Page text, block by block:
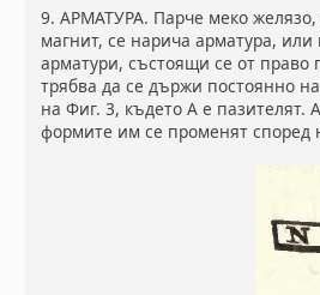
9. АРМАТУРА. Парче меко
магнит, се нарича арматура,
арматури, състоящи се от право
трябва да се държи постоянно
на Фиг. 3, където А е пазителят.
формите им се променят според